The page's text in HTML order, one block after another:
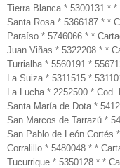
Tierra Blanca * 5300131 * *
Santa Rosa * 5366187 * *
Paraíso * 5746066 * *
Juan Viñas * 5322208 * *
Turrialba * 5560191 *
La Suiza * 5311515 *
La Lucha * 2252500 *
Santa María de Dota *
San Marcos de Tarrazú *
San Pablo de León Cortés
Corralillo * 5480048 * *
Tucurrique * 5350128 * *